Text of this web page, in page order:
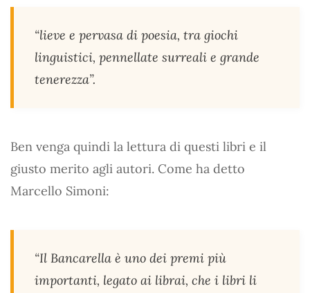
“lieve e pervasa di poesia, tra giochi
linguistici, pennellate surreali e grande
tenerezza”.
Ben venga quindi la lettura di questi libri e il
giusto merito agli autori. Come ha detto
Marcello Simoni:
“Il Bancarella è uno dei premi più
importanti, legato ai librai, che i libri li